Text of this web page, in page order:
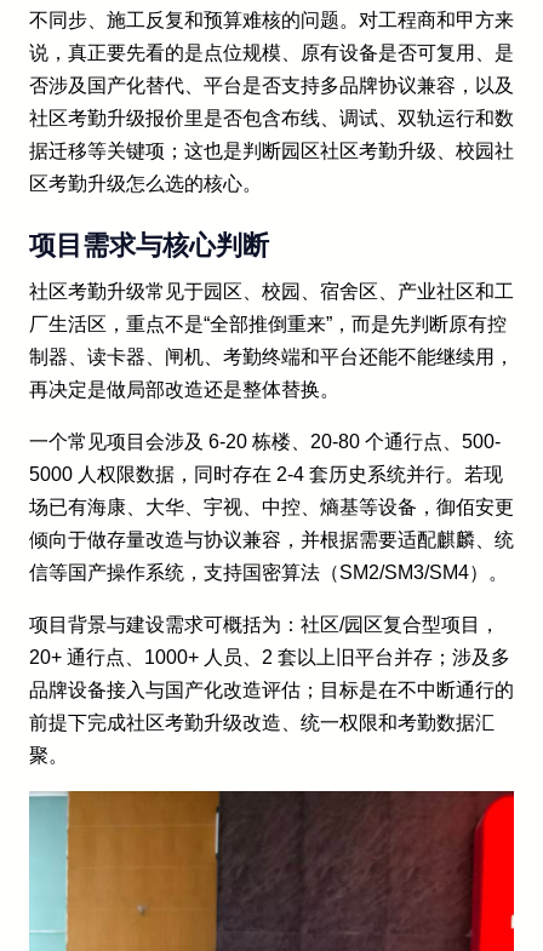
不同步、施工反复和预算难核的问题。对工程商和甲方来
说，真正要先看的是点位规模、原有设备是否可复用、是
否涉及国产化替代、平台是否支持多品牌协议兼容，以及
社区考勤升级报价里是否包含布线、调试、双轨运行和数
据迁移等关键项；这也是判断园区社区考勤升级、校园社
区考勤升级怎么选的核心。
项目需求与核心判断
社区考勤升级常见于园区、校园、宿舍区、产业社区和工
厂生活区，重点不是“全部推倒重来”，而是先判断原有控
制器、读卡器、闸机、考勤终端和平台还能不能继续用，
再决定是做局部改造还是整体替换。
一个常见项目会涉及 6-20 栋楼、20-80 个通行点、500-
5000 人权限数据，同时存在 2-4 套历史系统并行。若现
场已有海康、大华、宇视、中控、熵基等设备，御佰安更
倾向于做存量改造与协议兼容，并根据需要适配麒麟、统
信等国产操作系统，支持国密算法（SM2/SM3/SM4）。
项目背景与建设需求可概括为：社区/园区复合型项目，
20+ 通行点、1000+ 人员、2 套以上旧平台并存；涉及多
品牌设备接入与国产化改造评估；目标是在不中断通行的
前提下完成社区考勤升级改造、统一权限和考勤数据汇
聚。